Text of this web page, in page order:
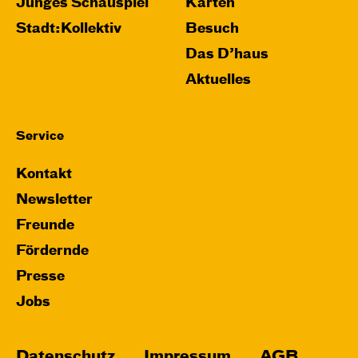
Bin gleich fertig!
nach dem Bilderbuch von Martin Baltscheit
und Anne-Kathrin Behl
Junges Schauspiel
Stadt:Kollektiv
Karten
Besuch
Das D’haus
Aktuelles
Service
Kontakt
Newsletter
Freunde
Fördernde
Presse
Jobs